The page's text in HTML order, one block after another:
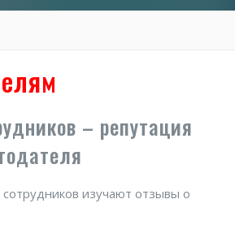
– репутация
сотрудников изучают отзывы о